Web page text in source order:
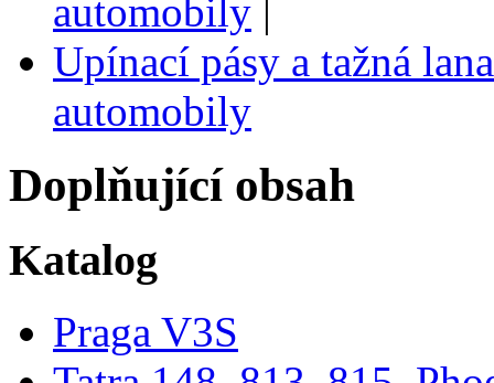
automobily |
Upínací pásy a tažná
automobily
Doplňující obsah
Katalog
Praga V3S